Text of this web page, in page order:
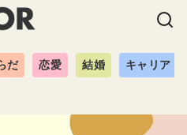
だ 恋愛 結婚 キャリア